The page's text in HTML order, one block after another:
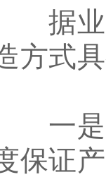
据业
方式
一是
保证